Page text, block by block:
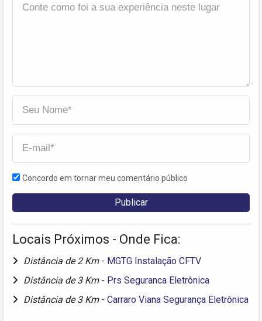
Concordo em tornar meu comentário público
Locais Próximos - Onde Fica:
Distância de 2 Km - MGTG Instalação CFTV
Distância de 3 Km - Prs Seguranca Eletrônica
Distância de 3 Km - Carraro Viana Segurança Eletrônica